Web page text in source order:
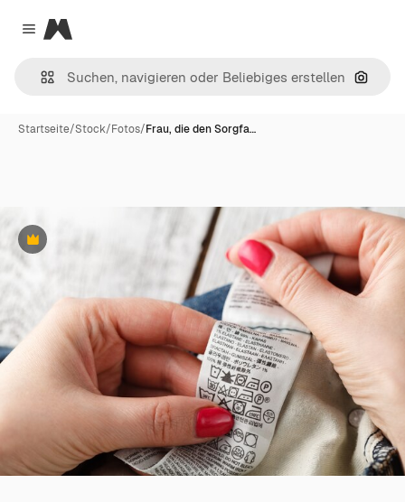
Close menu
Magnific
Nach
Startseite/Stock/Fotos/Frau, die den Sorgfa…
Premium